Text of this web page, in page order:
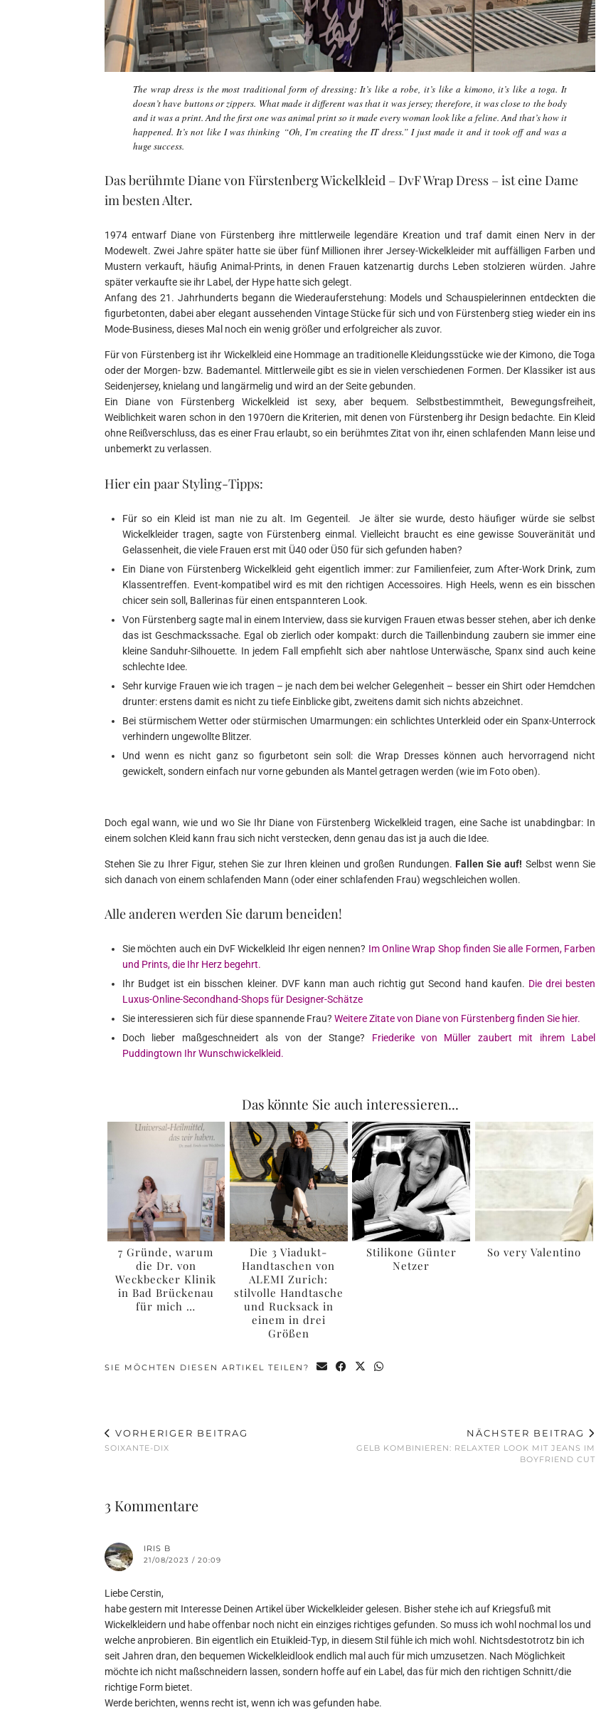
The wrap dress is the most traditional form of dressing: It’s like a robe, it’s like a kimono, it’s like a toga. It
doesn’t have buttons or zippers. What made it different was that it was jersey; therefore, it was close to the body
and it was a print. And the first one was animal print so it made every woman look like a feline. And that’s how it
happened. It’s not like I was thinking “Oh, I’m creating the IT dress.” I just made it and it took off and was a
huge success.
Das berühmte Diane von Fürstenberg Wickelkleid – DvF Wrap Dress – ist eine Dame
im besten Alter.
1974 entwarf Diane von Fürstenberg ihre mittlerweile legendäre Kreation und traf damit einen Nerv in der
Modewelt. Zwei Jahre später hatte sie über fünf Millionen ihrer Jersey-Wickelkleider mit auffälligen Farben und
Mustern verkauft, häufig Animal-Prints, in denen Frauen katzenartig durchs Leben stolzieren würden. Jahre
später verkaufte sie ihr Label, der Hype hatte sich gelegt.
Anfang des 21. Jahrhunderts begann die Wiederauferstehung: Models und Schauspielerinnen entdeckten die
figurbetonten, dabei aber elegant aussehenden Vintage Stücke für sich und von Fürstenberg stieg wieder ein ins
Mode-Business, dieses Mal noch ein wenig größer und erfolgreicher als zuvor.
Für von Fürstenberg ist ihr Wickelkleid eine Hommage an traditionelle Kleidungsstücke wie der Kimono, die Toga
oder der Morgen- bzw. Bademantel. Mittlerweile gibt es sie in vielen verschiedenen Formen. Der Klassiker ist aus
Seidenjersey, knielang und langärmelig und wird an der Seite gebunden.
Ein Diane von Fürstenberg Wickelkleid ist sexy, aber bequem. Selbstbestimmtheit, Bewegungsfreiheit,
Weiblichkeit waren schon in den 1970ern die Kriterien, mit denen von Fürstenberg ihr Design bedachte. Ein Kleid
ohne Reißverschluss, das es einer Frau erlaubt, so ein berühmtes Zitat von ihr, einen schlafenden Mann leise und
unbemerkt zu verlassen.
Hier ein paar Styling-Tipps:
Für so ein Kleid ist man nie zu alt. Im Gegenteil. Je älter sie wurde, desto häufiger würde sie selbst
Wickelkleider tragen, sagte von Fürstenberg einmal. Vielleicht braucht es eine gewisse Souveränität und
Gelassenheit, die viele Frauen erst mit Ü40 oder Ü50 für sich gefunden haben?
Ein Diane von Fürstenberg Wickelkleid geht eigentlich immer: zur Familienfeier, zum After-Work Drink, zum
Klassentreffen. Event-kompatibel wird es mit den richtigen Accessoires. High Heels, wenn es ein bisschen
chicer sein soll, Ballerinas für einen entspannteren Look.
Von Fürstenberg sagte mal in einem Interview, dass sie kurvigen Frauen etwas besser stehen, aber ich denke
das ist Geschmackssache. Egal ob zierlich oder kompakt: durch die Taillenbindung zaubern sie immer eine
kleine Sanduhr-Silhouette. In jedem Fall empfiehlt sich aber nahtlose Unterwäsche, Spanx sind auch keine
schlechte Idee.
Sehr kurvige Frauen wie ich tragen – je nach dem bei welcher Gelegenheit – besser ein Shirt oder Hemdchen
drunter: erstens damit es nicht zu tiefe Einblicke gibt, zweitens damit sich nichts abzeichnet.
Bei stürmischem Wetter oder stürmischen Umarmungen: ein schlichtes Unterkleid oder ein Spanx-Unterrock
verhindern ungewollte Blitzer.
Und wenn es nicht ganz so figurbetont sein soll: die Wrap Dresses können auch hervorragend nicht
gewickelt, sondern einfach nur vorne gebunden als Mantel getragen werden (wie im Foto oben).
Doch egal wann, wie und wo Sie Ihr Diane von Fürstenberg Wickelkleid tragen, eine Sache ist unabdingbar: In
einem solchen Kleid kann frau sich nicht verstecken, denn genau das ist ja auch die Idee.
Stehen Sie zu Ihrer Figur, stehen Sie zur Ihren kleinen und großen Rundungen. Fallen Sie auf! Selbst wenn Sie
sich danach von einem schlafenden Mann (oder einer schlafenden Frau) wegschleichen wollen.
Alle anderen werden Sie darum beneiden!
Sie möchten auch ein DvF Wickelkleid Ihr eigen nennen? Im Online Wrap Shop finden Sie alle Formen, Farben
und Prints, die Ihr Herz begehrt.
Ihr Budget ist ein bisschen kleiner. DVF kann man auch richtig gut Second hand kaufen. Die drei besten
Luxus-Online-Secondhand-Shops für Designer-Schätze
Sie interessieren sich für diese spannende Frau? Weitere Zitate von Diane von Fürstenberg finden Sie hier.
Doch lieber maßgeschneidert als von der Stange? Friederike von Müller zaubert mit ihrem Label
Puddingtown Ihr Wunschwickelkleid.
Das könnte Sie auch interessieren...
7 Gründe, warum
die Dr. von
Weckbecker Klinik
in Bad Brückenau
für mich …
Die 3 Viadukt-
Handtaschen von
ALEMI Zurich:
stilvolle Handtasche
und Rucksack in
einem in drei
Größen
Stilikone Günter
Netzer
So very Valentino
SIE MÖCHTEN DIESEN ARTIKEL TEILEN?
VORHERIGER BEITRAG
SOIXANTE-DIX
NÄCHSTER BEITRAG
GELB KOMBINIEREN: RELAXTER LOOK MIT JEANS IM
BOYFRIEND CUT
3 Kommentare
IRIS B
21/08/2023 / 20:09
Liebe Cerstin,
habe gestern mit Interesse Deinen Artikel über Wickelkleider gelesen. Bisher stehe ich auf Kriegsfuß mit
Wickelkleidern und habe offenbar noch nicht ein einziges richtiges gefunden. So muss ich wohl nochmal los und
welche anprobieren. Bin eigentlich ein Etuikleid-Typ, in diesem Stil fühle ich mich wohl. Nichtsdestotrotz bin ich
seit Jahren dran, den bequemen Wickelkleidlook endlich mal auch für mich umzusetzen. Nach Möglichkeit
möchte ich nicht maßschneidern lassen, sondern hoffe auf ein Label, das für mich den richtigen Schnitt/die
richtige Form bietet.
Werde berichten, wenns recht ist, wenn ich was gefunden habe.